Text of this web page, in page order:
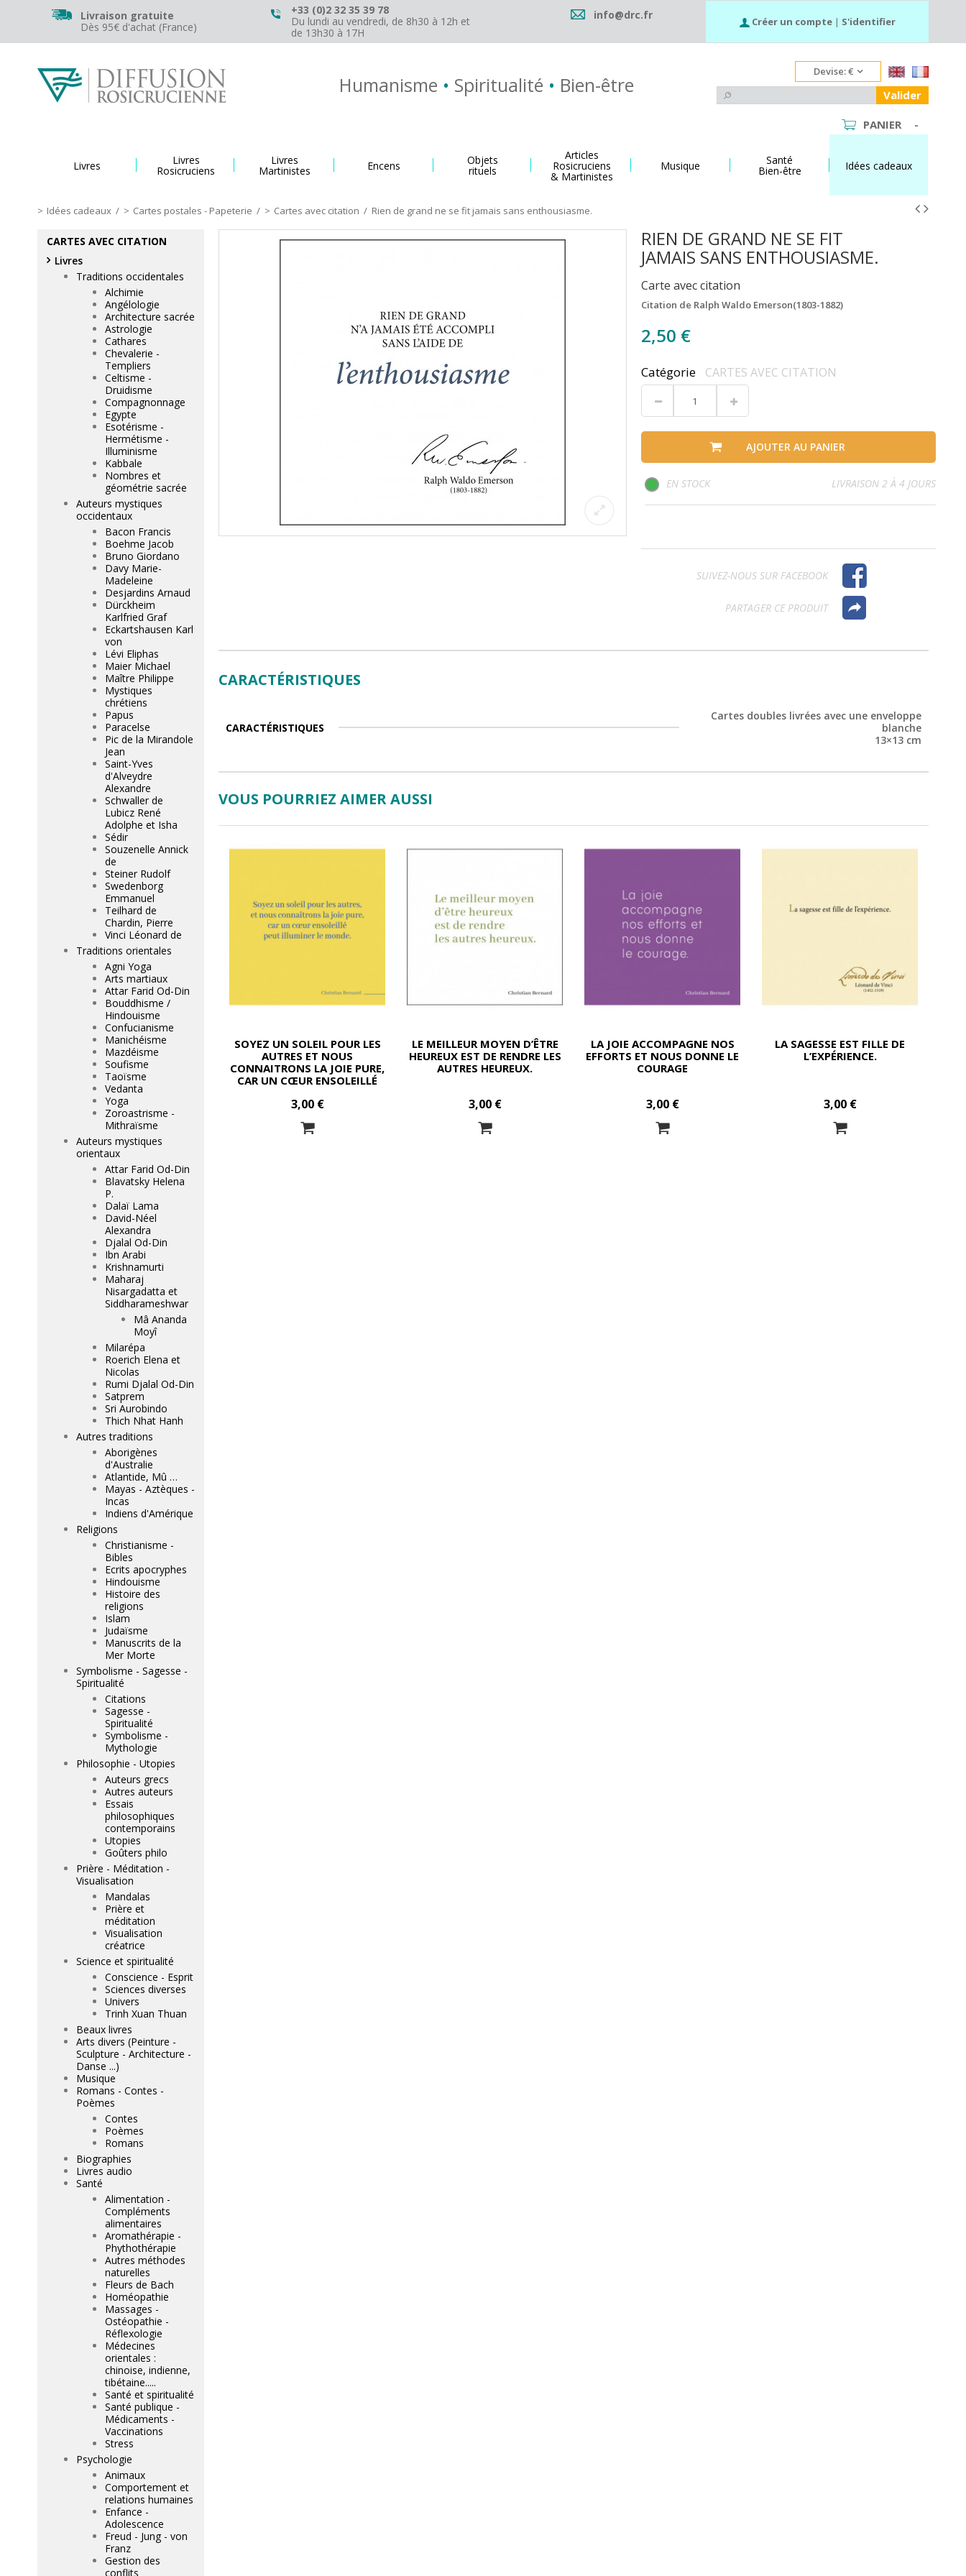
Livraison gratuite
Dès 95€ d'achat (France)
+33 (0)2 32 35 39 78
Du lundi au vendredi, de 8h30 à 12h et
de 13h30 à 17H
info@drc.fr Créer un compte | S'identifier
Humanisme • Spiritualité • Bien-être
Devise:€
Valider
PANIER -
Livres Livres
Rosicruciens
Livres
Martinistes Encens Objets
rituels
Articles
Rosicruciens
& Martinistes
Musique Santé
Bien-être Idées cadeaux
Idées cadeaux / Cartes postales - Papeterie / Cartes avec citation / Rien de grand ne se fit jamais sans enthousiasme.
RIEN DE GRAND NE SE FIT
JAMAIS SANS ENTHOUSIASME.
Carte avec citation
Citation de Ralph Waldo Emerson(1803-1882)
2,50 €
Catégorie CARTES AVEC CITATION
AJOUTER AU PANIER
EN STOCK LIVRAISON 2 À 4 JOURS
SUIVEZ-NOUS SUR FACEBOOK
PARTAGER CE PRODUIT
CARACTÉRISTIQUES
CARACTÉRISTIQUES
Cartes doubles livrées avec une enveloppe
blanche
13×13 cm
VOUS POURRIEZ AIMER AUSSI
SOYEZ UN SOLEIL POUR LES
AUTRES ET NOUS
CONNAITRONS LA JOIE PURE,
CAR UN CŒUR ENSOLEILLÉ
3,00 €
LE MEILLEUR MOYEN D’ÊTRE
HEUREUX EST DE RENDRE LES
AUTRES HEUREUX.
3,00 €
LA JOIE ACCOMPAGNE NOS
EFFORTS ET NOUS DONNE LE
COURAGE
3,00 €
LA SAGESSE EST FILLE DE
L’EXPÉRIENCE.
3,00 €
CARTES AVEC CITATION
Livres
Traditions occidentales
Alchimie
Angélologie
Architecture sacrée
Astrologie
Cathares
Chevalerie -
Templiers
Celtisme -
Druidisme
Compagnonnage
Egypte
Esotérisme -
Hermétisme -
Illuminisme
Kabbale
Nombres et
géométrie sacrée
Auteurs mystiques
occidentaux
Bacon Francis
Boehme Jacob
Bruno Giordano
Davy Marie-
Madeleine
Desjardins Arnaud
Dürckheim
Karlfried Graf
Eckartshausen Karl
von
Lévi Eliphas
Maier Michael
Maître Philippe
Mystiques
chrétiens
Papus
Paracelse
Pic de la Mirandole
Jean
Saint-Yves
d'Alveydre
Alexandre
Schwaller de
Lubicz René
Adolphe et Isha
Sédir
Souzenelle Annick
de
Steiner Rudolf
Swedenborg
Emmanuel
Teilhard de
Chardin, Pierre
Vinci Léonard de
Traditions orientales
Agni Yoga
Arts martiaux
Attar Farid Od-Din
Bouddhisme /
Hindouisme
Confucianisme
Manichéisme
Mazdéisme
Soufisme
Taoïsme
Vedanta
Yoga
Zoroastrisme -
Mithraïsme
Auteurs mystiques
orientaux
Attar Farid Od-Din
Blavatsky Helena
P.
Dalaï Lama
David-Néel
Alexandra
Djalal Od-Din
Ibn Arabi
Krishnamurti
Maharaj
Nisargadatta et
Siddharameshwar
Mâ Ananda
Moyî
Milarépa
Roerich Elena et
Nicolas
Rumi Djalal Od-Din
Satprem
Sri Aurobindo
Thich Nhat Hanh
Autres traditions
Aborigènes
d'Australie
Atlantide, Mû …
Mayas - Aztèques -
Incas
Indiens d'Amérique
Religions
Christianisme -
Bibles
Ecrits apocryphes
Hindouisme
Histoire des
religions
Islam
Judaïsme
Manuscrits de la
Mer Morte
Symbolisme - Sagesse -
Spiritualité
Citations
Sagesse -
Spiritualité
Symbolisme -
Mythologie
Philosophie - Utopies
Auteurs grecs
Autres auteurs
Essais
philosophiques
contemporains
Utopies
Goûters philo
Prière - Méditation -
Visualisation
Mandalas
Prière et
méditation
Visualisation
créatrice
Science et spiritualité
Conscience - Esprit
Sciences diverses
Univers
Trinh Xuan Thuan
Beaux livres
Arts divers (Peinture -
Sculpture - Architecture -
Danse ...)
Musique
Romans - Contes -
Poèmes
Contes
Poèmes
Romans
Biographies
Livres audio
Santé
Alimentation -
Compléments
alimentaires
Aromathérapie -
Phythothérapie
Autres méthodes
naturelles
Fleurs de Bach
Homéopathie
Massages -
Ostéopathie -
Réflexologie
Médecines
orientales :
chinoise, indienne,
tibétaine.....
Santé et spiritualité
Santé publique -
Médicaments -
Vaccinations
Stress
Psychologie
Animaux
Comportement et
relations humaines
Enfance -
Adolescence
Freud - Jung - von
Franz
Gestion des
conflits